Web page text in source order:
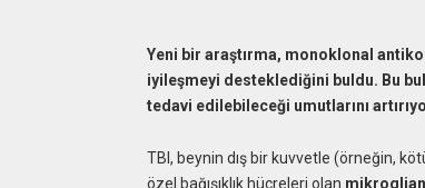
Yeni bir araştırma, monoklonal
iyileşmeyi desteklediğini buldu. Bu
tedavi edilebileceği umutlarını
TBI, beynin dış bir kuvvetle (örneğin,
özel bağışıklık hücreleri olan